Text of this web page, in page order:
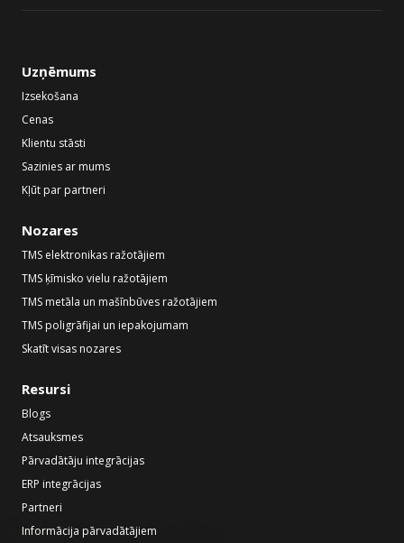
Uzņēmums
Izsekošana
Cenas
Klientu stāsti
Sazinies ar mums
Kļūt par partneri
Nozares
TMS elektronikas ražotājiem
TMS ķīmisko vielu ražotājiem
TMS metāla un mašīnbūves ražotājiem
TMS poligrāfijai un iepakojumam
Skatīt visas nozares
Resursi
Blogs
Atsauksmes
Pārvadātāju integrācijas
ERP integrācijas
Partneri
Informācija pārvadātājiem